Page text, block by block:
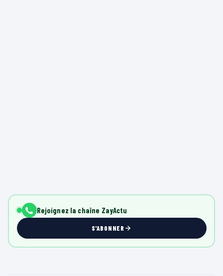
Rejoignez la chaîne ZayActu
S'ABONNER